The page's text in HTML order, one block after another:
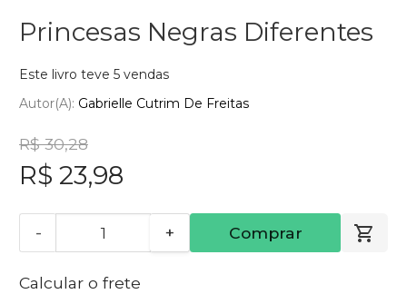
Princesas Negras Diferentes
Este livro teve 5 vendas
Autor(a): Gabrielle Cutrim De Freitas
R$ 30,28
R$ 23,98
- + Comprar
Calcular o frete